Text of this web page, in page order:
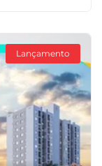
Lançamento